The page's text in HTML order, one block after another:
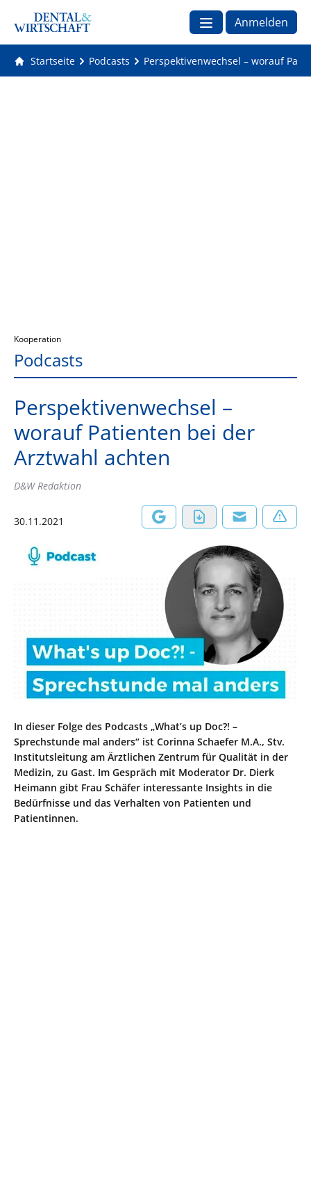
Anmelden
Startseite Podcasts Perspektivenwechsel – worauf
Kooperation
Podcasts
Perspektivenwechsel –
worauf Patienten bei der
Arztwahl achten
D&W Redaktion
30.11.2021
In dieser Folge des Podcasts „What’s up Doc?! –
Sprechstunde mal anders“ ist Corinna Schaefer M.A., Stv.
Institutsleitung am Ärztlichen Zentrum für Qualität in der
Medizin, zu Gast. Im Gespräch mit Moderator Dr. Dierk
Heimann gibt Frau Schäfer interessante Insights in die
Bedürfnisse und das Verhalten von Patienten und
Patientinnen.